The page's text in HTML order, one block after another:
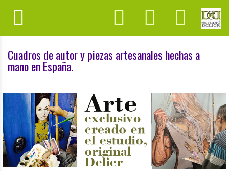
Cuadros de autor y piezas artesanales hechas a
mano en España.